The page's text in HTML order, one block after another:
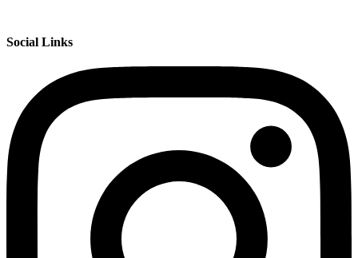
Social Links